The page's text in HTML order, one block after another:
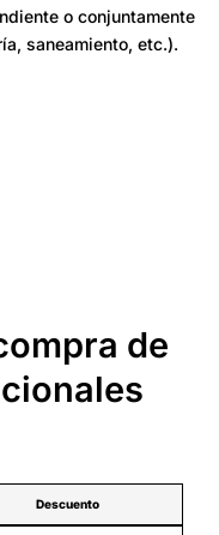
o conjuntamente
saneamiento, etc.).
de
Descuento